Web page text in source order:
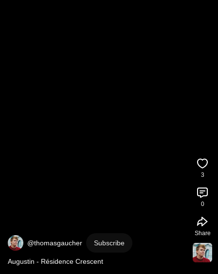
@thomasgaucher Subscribe
Augustin - Résidence Crescent
3
0
Share